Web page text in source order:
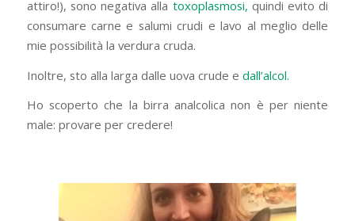
attiro!), sono negativa alla toxoplasmosi, quindi evito di
consumare carne e salumi crudi e lavo al meglio delle
mie possibilità la verdura cruda.
Inoltre, sto alla larga dalle uova crude e dall’alcol.
Ho scoperto che la birra analcolica non è per niente
male: provare per credere!